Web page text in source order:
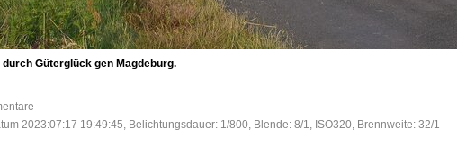
Güterglück gen Magdeburg.
2023:07:17 19:49:45, Belichtungsdauer: 1/800, Blende: 8/1, ISO320, Brennweite: 32/1